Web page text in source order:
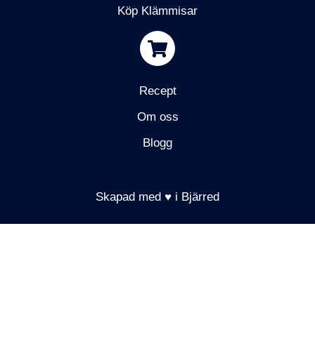
Köp Klämmisar
Recept
Om oss
Blogg
Skapad med ♥ i Bjärred